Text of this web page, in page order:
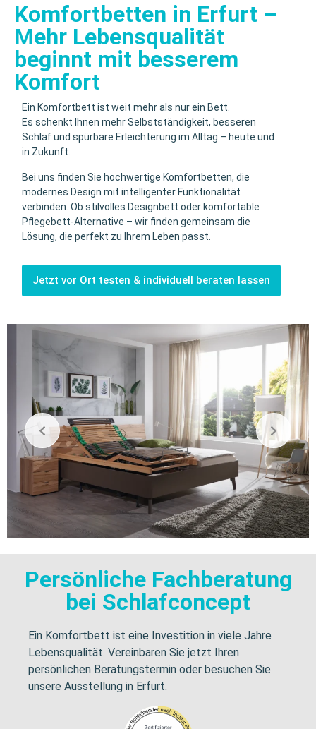
Komfortbetten in Erfurt –
Mehr Lebensqualität
beginnt mit besserem
Komfort
Ein Komfortbett ist weit mehr als nur ein Bett.
Es schenkt Ihnen mehr Selbstständigkeit, besseren
Schlaf und spürbare Erleichterung im Alltag – heute und
in Zukunft.
Bei uns finden Sie hochwertige Komfortbetten, die
modernes Design mit intelligenter Funktionalität
verbinden. Ob stilvolles Designbett oder komfortable
Pflegebett-Alternative – wir finden gemeinsam die
Lösung, die perfekt zu Ihrem Leben passt.
Jetzt vor Ort testen & individuell beraten lassen
Persönliche Fachberatung
bei Schlafconcept
Ein Komfortbett ist eine Investition in viele Jahre
Lebensqualität. Vereinbaren Sie jetzt Ihren
persönlichen Beratungstermin oder besuchen Sie
unsere Ausstellung in Erfurt.